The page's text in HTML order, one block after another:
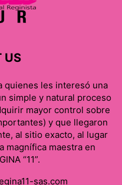
US
quienes les interesó una
simple y natural proceso
mayor control sobre
y que llegaron
al sitio exacto, al lugar
magnífica maestra en
“11”.
sas.com